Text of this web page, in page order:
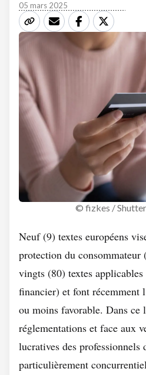
05 mars 2025
© fizkes /
Neuf (9) textes européens
protection du consommateur
vingts (80) textes
financier) et font récemment
ou moins favorable. Dans ce
réglementations et face aux
lucratives des professionnels
particulièrement